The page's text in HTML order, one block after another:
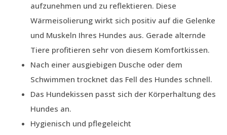
aufzunehmen und zu reflektieren. Diese
Wärmeisolierung wirkt sich positiv auf die Gelenke
und Muskeln Ihres Hundes aus. Gerade alternde
Tiere profitieren sehr von diesem Komfortkissen.
Nach einer ausgiebigen Dusche oder dem
Schwimmen trocknet das Fell des Hundes schnell.
Das Hundekissen passt sich der Körperhaltung des
Hundes an.
Hygienisch und pflegeleicht